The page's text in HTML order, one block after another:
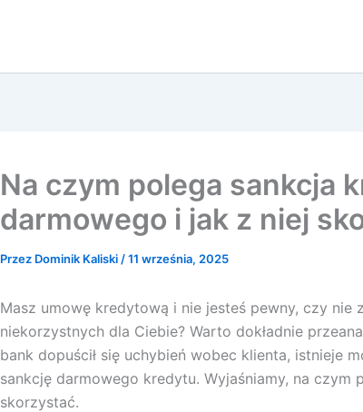
Na czym polega sankcja
darmowego i jak z niej
Przez Dominik Kaliski /11 września, 2025
Masz umowę kredytową i nie jesteś pewny, czy nie
niekorzystnych dla Ciebie? Warto dokładnie
bank dopuścił się uchybień wobec klienta, istnieje
sankcję darmowego kredytu. Wyjaśniamy, na czym
skorzystać.